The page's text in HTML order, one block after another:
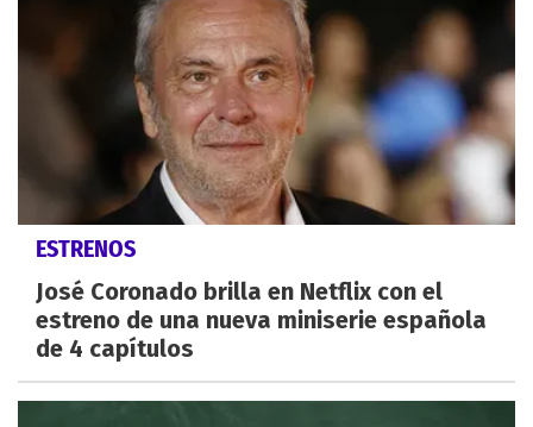
ESTRENOS
José Coronado brilla en Netflix con el
estreno de una nueva miniserie española
de 4 capítulos